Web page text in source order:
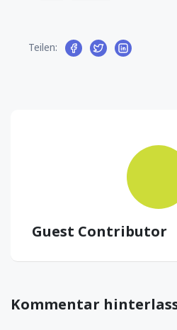
Teilen:
Guest Contributor
Kommentar